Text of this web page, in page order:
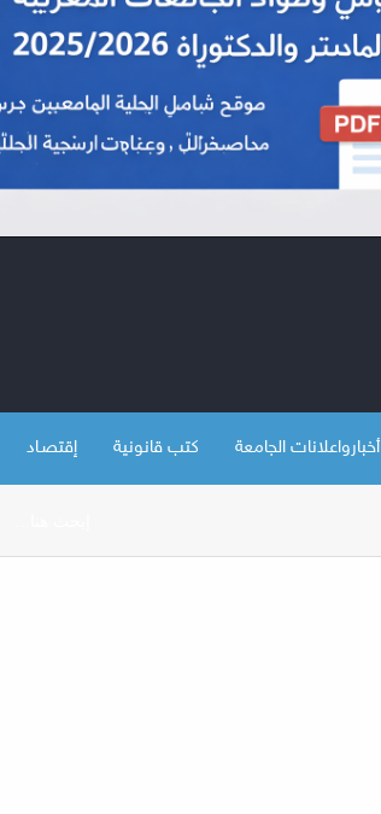
أخبارواعلانات الجامعة كتب قانونية إقتصـاد